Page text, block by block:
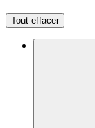
Tout effacer